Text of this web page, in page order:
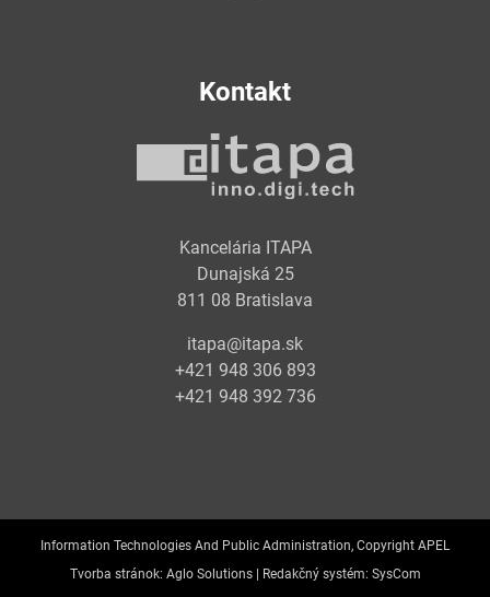
Kontakt
Kancelária ITAPA
Dunajská 25
811 08 Bratislava
itapa@itapa.sk
+421 948 306 893
+421 948 392 736
Information Technologies And Public Administration, Copyright APEL
Tvorba stránok: Aglo Solutions | Redakčný systém: SysCom